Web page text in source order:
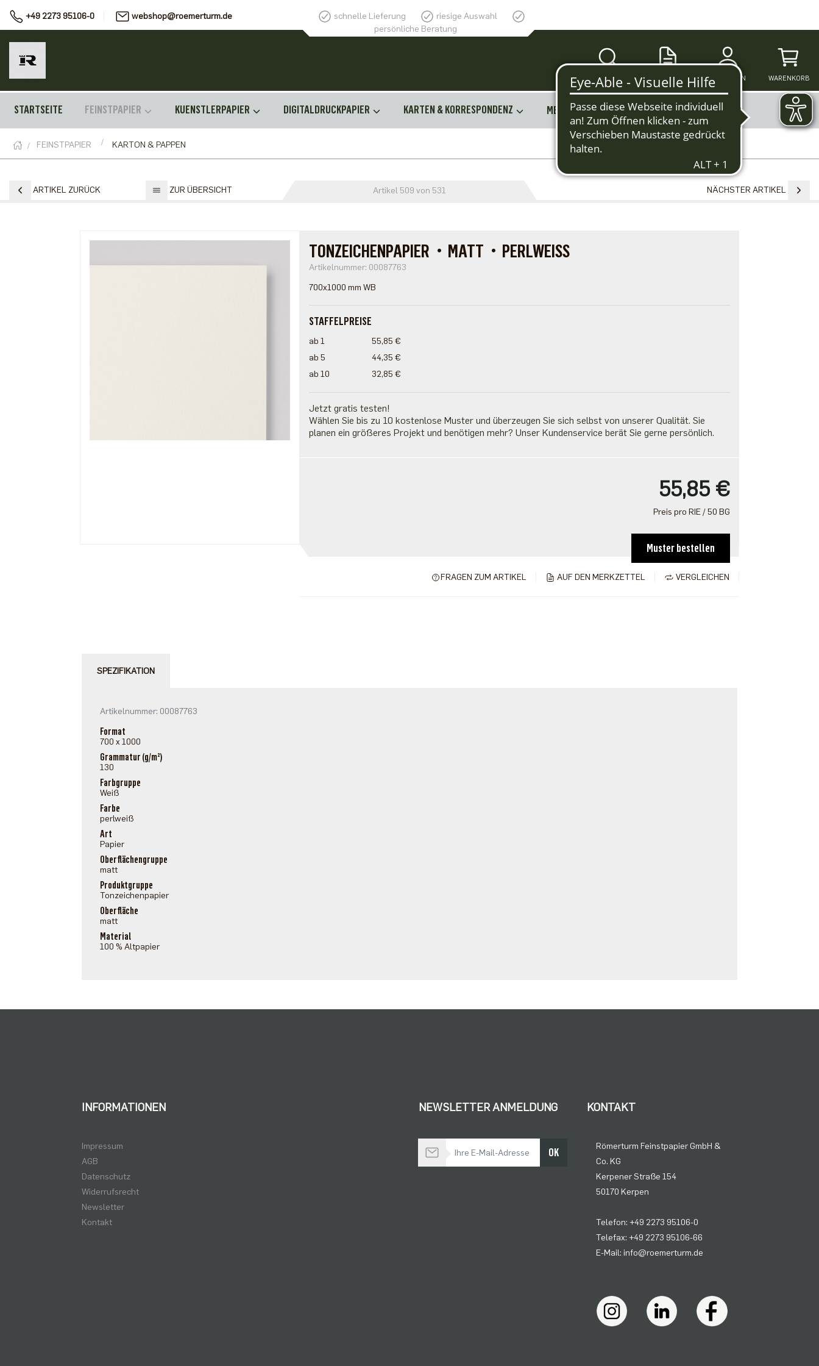
+49 2273 95106-0 webshop@roemerturm.de schnelle Lieferung
riesige Auswahl
persönliche Beratung
SUCHE MERKZETTEL ANMELDEN WARENKORB
STARTSEITE FEINSTPAPIER KUENSTLERPAPIER DIGITALDRUCKPAPIER KARTEN & KORRESPONDENZ MEHR
FEINSTPAPIER KARTON & PAPPEN
ARTIKEL ZURÜCK ZUR ÜBERSICHT Artikel 509 von 531 NÄCHSTER ARTIKEL
TONZEICHENPAPIER・MATT・PERLWEISS
Artikelnummer: 00087763
700x1000 mm WB
STAFFELPREISE
ab 1
55,85 €
ab 5
44,35 €
ab 10
32,85 €
Jetzt gratis testen!
Wählen Sie bis zu 10 kostenlose Muster und überzeugen Sie sich selbst von unserer Qualität. Sie
planen ein größeres Projekt und benötigen mehr? Unser Kundenservice berät Sie gerne persönlich.
55,85 €
Preis pro RIE / 50 BG
Muster bestellen
VERGLEICHEN
AUF DEN MERKZETTEL
FRAGEN ZUM ARTIKEL
SPEZIFIKATION
Artikelnummer: 00087763
Format
700 x 1000
Grammatur (g/m²)
130
Farbgruppe
Weiß
Farbe
perlweiß
Art
Papier
Oberflächengruppe
matt
Produktgruppe
Tonzeichenpapier
Oberfläche
matt
Material
100 % Altpapier
INFORMATIONEN
Impressum
AGB
Datenschutz
Widerrufsrecht
Newsletter
Kontakt
NEWSLETTER ANMELDUNG
Bleiben Sie auf dem Laufenden OK
KONTAKT
Römerturm Feinstpapier GmbH &
Co. KG
Kerpener Straße 154
50170 Kerpen
Telefon: +49 2273 95106-0
Telefax: +49 2273 95106-66
E-Mail: info@roemerturm.de